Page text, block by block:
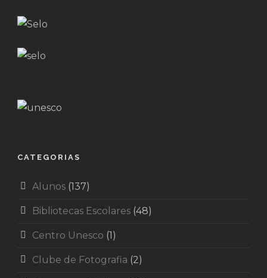
CATEGORIAS
Alunos (137)
Bibliotecas Escolares (48)
Centro Unesco (1)
Clube de Fotografia (2)